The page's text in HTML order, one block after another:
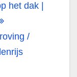
het dak |
/